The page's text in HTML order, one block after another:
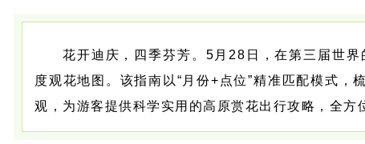
花开迪庆，四季芬芳。 5月28日，在第三届世界
度观花地图。该指南以“月份+点位”精准匹配模式
观，为游客提供科学实用的高原赏花出行攻略，全方